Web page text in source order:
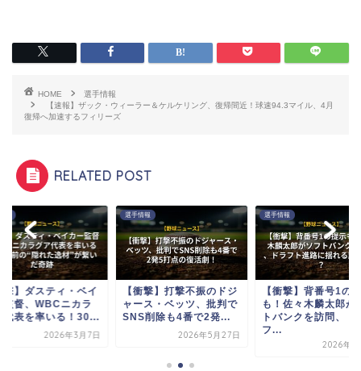
HOME
選手情報
【速報】ザック・ウィーラー＆ケルケリング、復帰間近！球速94.3マイル、4月
復帰へ加速するフィリーズ
RELATED POST
撃】ダスティ・ベイ
監督、WBCニカラ
代表を率いる！30...
2026年3月7日
選手情報
【衝撃】打撃不振のドジ
ャース・ベッツ、批判で
SNS削除も4番で2発...
2026年5月27日
選手情報
【衝撃】背番号1の
も！佐々木麟太郎が
トバンクを訪問、ド
フ...
2026年7